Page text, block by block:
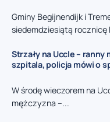
Gminy Begijnendijk i
siedemdziesiątą rocznicę
Strzały na Uccle – ranny
szpitala, policja mówi o
W środę wieczorem na
mężczyzna –...